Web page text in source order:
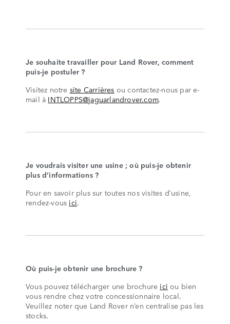
Je souhaite travailler pour Land Rover, comment
puis-je postuler ?
Visitez notre site Carrières ou contactez-nous par e-
mail à INTLOPPS@jaguarlandrover.com.
Je voudrais visiter une usine ; où puis-je obtenir
plus d’informations ?
Pour en savoir plus sur toutes nos visites d’usine,
rendez-vous ici.
Où puis-je obtenir une brochure ?
Vous pouvez télécharger une brochure ici ou bien
vous rendre chez votre concessionnaire local.
Veuillez noter que Land Rover n’en centralise pas les
stocks.